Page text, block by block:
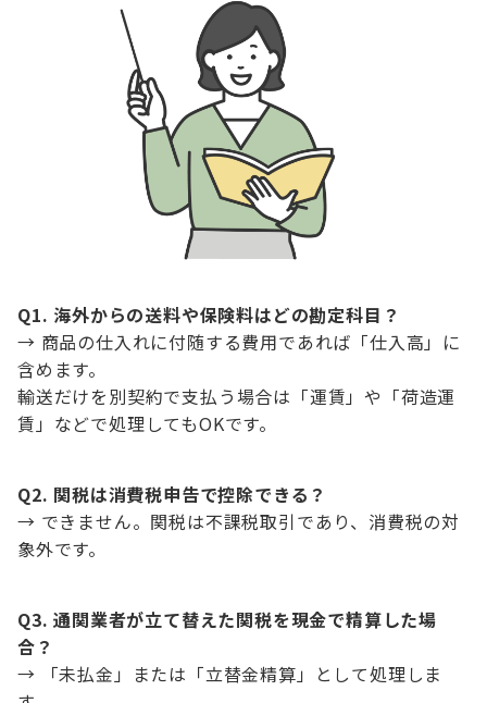
Q1. 海外からの送料や保険料はどの勘定科目？
→ 商品の仕入れに付随する費用であれば「仕入高」に
含めます。
輸送だけを別契約で支払う場合は「運賃」や「荷造運
賃」などで処理してもOKです。
Q2. 関税は消費税申告で控除できる？
→ できません。関税は不課税取引であり、消費税の対
象外です。
Q3. 通関業者が立て替えた関税を現金で精算した場
合？
→ 「未払金」または「立替金精算」として処理しま